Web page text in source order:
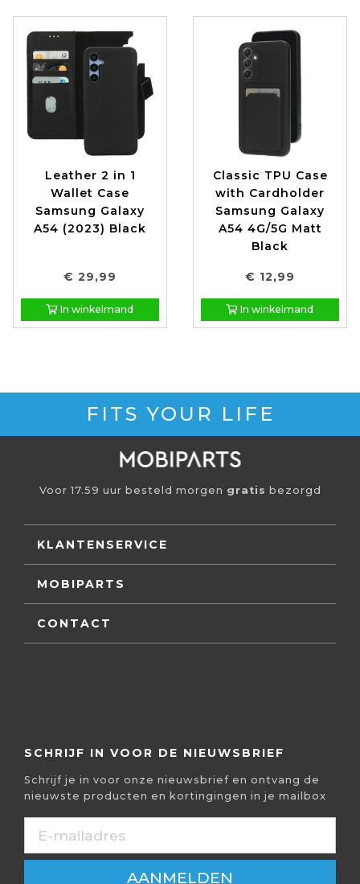
Leather 2 in 1
Wallet Case
Samsung Galaxy
A54 (2023) Black
€ 29,99
In winkelmand
Classic TPU Case
with Cardholder
Samsung Galaxy
A54 4G/5G Matt
Black
€ 12,99
In winkelmand
FITS YOUR LIFE
Voor 17.59 uur besteld morgen gratis bezorgd
KLANTENSERVICE
MOBIPARTS
CONTACT
SCHRIJF IN VOOR DE NIEUWSBRIEF
Schrijf je in voor onze nieuwsbrief en ontvang de
nieuwste producten en kortingingen in je mailbox
AANMELDEN